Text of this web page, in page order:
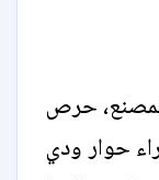
حرص
حوار ودي